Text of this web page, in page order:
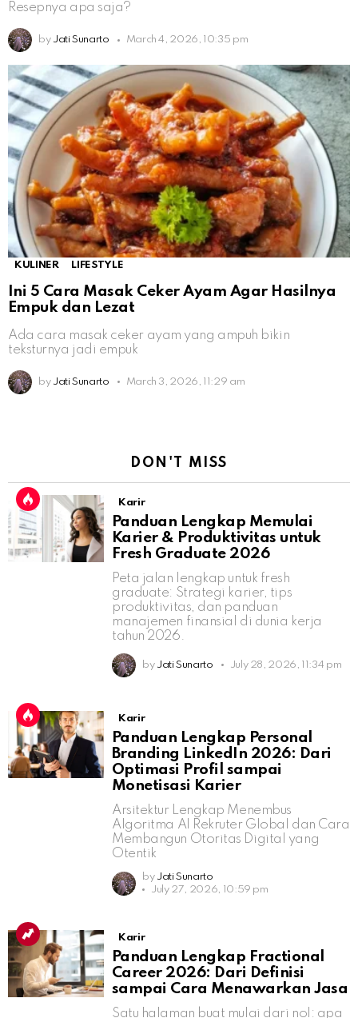
Resepnya apa saja?
by Jati Sunarto March 4, 2026, 10:35 pm
KULINER LIFESTYLE
Ini 5 Cara Masak Ceker Ayam Agar Hasilnya
Empuk dan Lezat
Ada cara masak ceker ayam yang ampuh bikin
teksturnya jadi empuk
by Jati Sunarto March 3, 2026, 11:29 am
DON'T MISS
Karir
Panduan Lengkap Memulai
Karier & Produktivitas untuk
Fresh Graduate 2026
Peta jalan lengkap untuk fresh
graduate: Strategi karier, tips
produktivitas, dan panduan
manajemen finansial di dunia kerja
tahun 2026.
by Jati Sunarto July 28, 2026, 11:34 pm
Karir
Panduan Lengkap Personal
Branding LinkedIn 2026: Dari
Optimasi Profil sampai
Monetisasi Karier
Arsitektur Lengkap Menembus
Algoritma AI Rekruter Global dan Cara
Membangun Otoritas Digital yang
Otentik
by Jati Sunarto
July 27, 2026, 10:59 pm
Karir
Panduan Lengkap Fractional
Career 2026: Dari Definisi
sampai Cara Menawarkan Jasa
Satu halaman buat mulai dari nol: apa